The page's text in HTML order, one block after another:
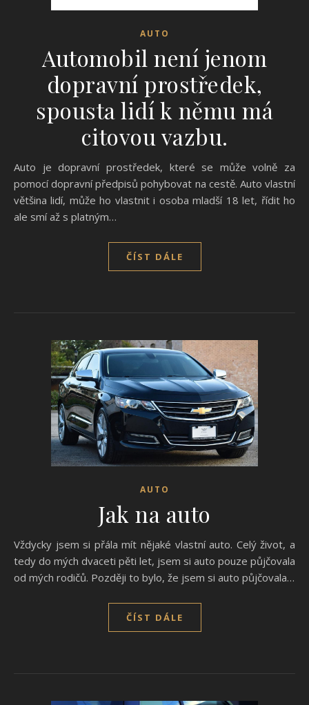
AUTO
Automobil není jenom
dopravní prostředek,
spousta lidí k němu má
citovou vazbu.
Auto je dopravní prostředek, které se může volně za
pomocí dopravní předpisů pohybovat na cestě. Auto vlastní
většina lidí, může ho vlastnit i osoba mladší 18 let, řídit ho
ale smí až s platným…
ČÍST DÁLE
AUTO
Jak na auto
Vždycky jsem si přála mít nějaké vlastní auto. Celý život, a
tedy do mých dvaceti pěti let, jsem si auto pouze půjčovala
od mých rodičů. Později to bylo, že jsem si auto půjčovala…
ČÍST DÁLE